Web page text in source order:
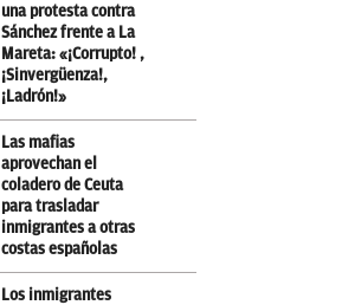
una protesta contra
Sánchez frente a La
Mareta: «¡Corrupto! ,
¡Sinvergüenza!,
¡Ladrón!»
Las mafias
aprovechan el
coladero de Ceuta
para trasladar
inmigrantes a otras
costas españolas
Los inmigrantes